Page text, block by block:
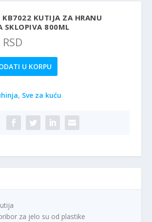
KB7022 KUTIJA ZA HRANU
SKLOPIVA 800ML
RSD
U KORPU
, Sve za kuću
za jelo su od plastike